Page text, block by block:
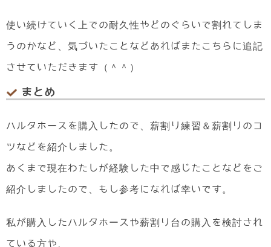
使い続けていく上での耐久性やどのぐらいで割れてしま
うのかなど、気づいたことなどあればまたこちらに追記
させていただきます（＾＾）
まとめ
ハルタホースを購入したので、薪割り練習＆薪割りのコ
ツなどを紹介しました。
あくまで現在わたしが経験した中で感じたことなどをご
紹介しましたので、もし参考になれば幸いです。
私が購入したハルタホースや薪割り台の購入を検討され
ている方や、